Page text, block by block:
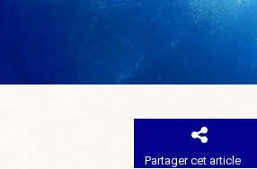
Partager cet article